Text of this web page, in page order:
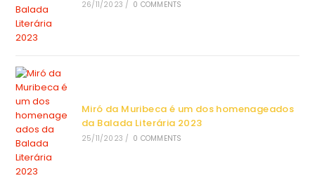
26/11/2023 / 0 COMMENTS
Miró da Muribeca é um dos homenageados
da Balada Literária 2023
25/11/2023 / 0 COMMENTS